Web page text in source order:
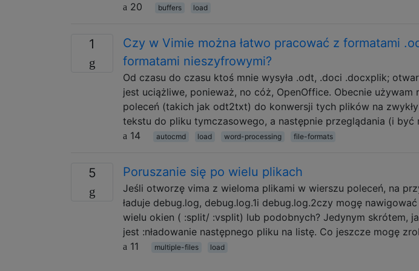
20
buffers load
1
Czy w Vimie można łatwo pracować z formatami
formatami nieszyfrowymi?
Od czasu do czasu ktoś mnie wysyła .odt, .doci .docxplik;
jest uciążliwe, ponieważ, no cóż, OpenOffice. Obecnie używam
poleceń (takich jak odt2txt) do konwersji tych plików na
tekstu do pliku tymczasowego, a następnie przeglądania (i
14
autocmd load word-processing file-formats
5 Poruszanie się po wielu plikach
Jeśli otworzę vima z wieloma plikami w wierszu poleceń, na
ładuje debug.log, debug.log.1i debug.log.2czy mogę
wielu okien ( :split/ :vsplit) lub podobnych? Jedynym skrótem,
jest :nładowanie następnego pliku na listę. Co jeszcze mogę
11
multiple-files load